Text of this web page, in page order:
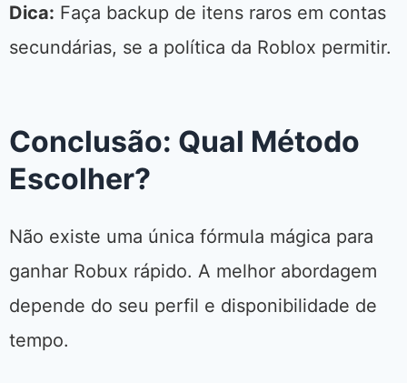
Dica: Faça backup de itens raros em contas
secundárias, se a política da Roblox permitir.
Conclusão: Qual Método
Escolher?
Não existe uma única fórmula mágica para
ganhar Robux rápido. A melhor abordagem
depende do seu perfil e disponibilidade de
tempo.